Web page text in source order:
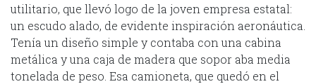
utilitario, que llevó logo de la joven empresa estatal:
un escudo alado, de evidente inspiración aeronáutica.
Tenía un diseño simple y contaba con una cabina
metálica y una caja de madera que sopor aba media
tonelada de peso. Esa camioneta, que quedó en el